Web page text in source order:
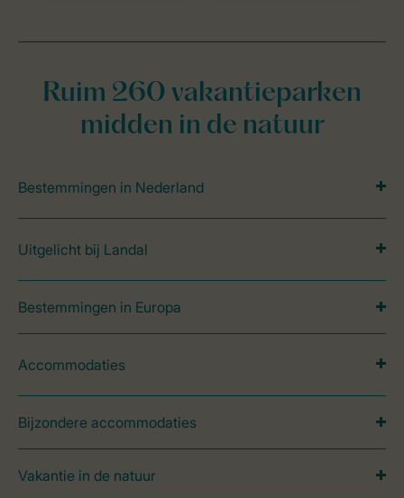
Ruim 260 vakantieparken
midden in de natuur
Bestemmingen in Nederland
Uitgelicht bij Landal
Bestemmingen in Europa
Accommodaties
Bijzondere accommodaties
Vakantie in de natuur